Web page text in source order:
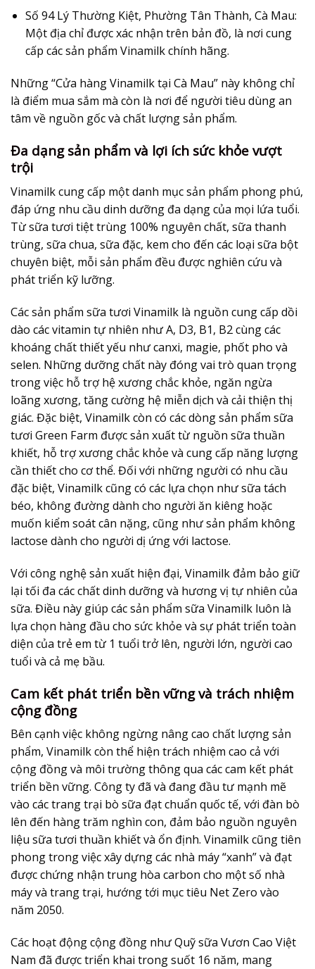
Số 94 Lý Thường Kiệt, Phường Tân Thành, Cà Mau:
Một địa chỉ được xác nhận trên bản đồ, là nơi cung
cấp các sản phẩm Vinamilk chính hãng.
Những “Cửa hàng Vinamilk tại Cà Mau” này không chỉ
là điểm mua sắm mà còn là nơi để người tiêu dùng an
tâm về nguồn gốc và chất lượng sản phẩm.
Đa dạng sản phẩm và lợi ích sức khỏe vượt
trội
Vinamilk cung cấp một danh mục sản phẩm phong phú,
đáp ứng nhu cầu dinh dưỡng đa dạng của mọi lứa tuổi.
Từ sữa tươi tiệt trùng 100% nguyên chất, sữa thanh
trùng, sữa chua, sữa đặc, kem cho đến các loại sữa bột
chuyên biệt, mỗi sản phẩm đều được nghiên cứu và
phát triển kỹ lưỡng.
Các sản phẩm sữa tươi Vinamilk là nguồn cung cấp dồi
dào các vitamin tự nhiên như A, D3, B1, B2 cùng các
khoáng chất thiết yếu như canxi, magie, phốt pho và
selen. Những dưỡng chất này đóng vai trò quan trọng
trong việc hỗ trợ hệ xương chắc khỏe, ngăn ngừa
loãng xương, tăng cường hệ miễn dịch và cải thiện thị
giác. Đặc biệt, Vinamilk còn có các dòng sản phẩm sữa
tươi Green Farm được sản xuất từ nguồn sữa thuần
khiết, hỗ trợ xương chắc khỏe và cung cấp năng lượng
cần thiết cho cơ thể. Đối với những người có nhu cầu
đặc biệt, Vinamilk cũng có các lựa chọn như sữa tách
béo, không đường dành cho người ăn kiêng hoặc
muốn kiểm soát cân nặng, cũng như sản phẩm không
lactose dành cho người dị ứng với lactose.
Với công nghệ sản xuất hiện đại, Vinamilk đảm bảo giữ
lại tối đa các chất dinh dưỡng và hương vị tự nhiên của
sữa. Điều này giúp các sản phẩm sữa Vinamilk luôn là
lựa chọn hàng đầu cho sức khỏe và sự phát triển toàn
diện của trẻ em từ 1 tuổi trở lên, người lớn, người cao
tuổi và cả mẹ bầu.
Cam kết phát triển bền vững và trách nhiệm
cộng đồng
Bên cạnh việc không ngừng nâng cao chất lượng sản
phẩm, Vinamilk còn thể hiện trách nhiệm cao cả với
cộng đồng và môi trường thông qua các cam kết phát
triển bền vững. Công ty đã và đang đầu tư mạnh mẽ
vào các trang trại bò sữa đạt chuẩn quốc tế, với đàn bò
lên đến hàng trăm nghìn con, đảm bảo nguồn nguyên
liệu sữa tươi thuần khiết và ổn định. Vinamilk cũng tiên
phong trong việc xây dựng các nhà máy “xanh” và đạt
được chứng nhận trung hòa carbon cho một số nhà
máy và trang trại, hướng tới mục tiêu Net Zero vào
năm 2050.
Các hoạt động cộng đồng như Quỹ sữa Vươn Cao Việt
Nam đã được triển khai trong suốt 16 năm, mang